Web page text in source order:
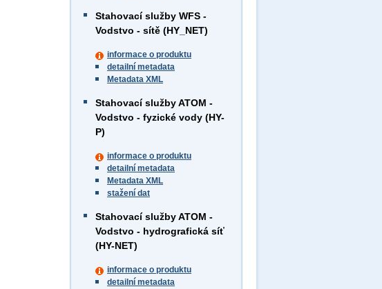
Stahovací služby WFS -
Vodstvo - sítě (HY_NET)
informace o produktu
detailní metadata
Metadata XML
Stahovací služby ATOM -
Vodstvo - fyzické vody (HY-
P)
informace o produktu
detailní metadata
Metadata XML
stažení dat
Stahovací služby ATOM -
Vodstvo - hydrografická síť
(HY-NET)
informace o produktu
detailní metadata